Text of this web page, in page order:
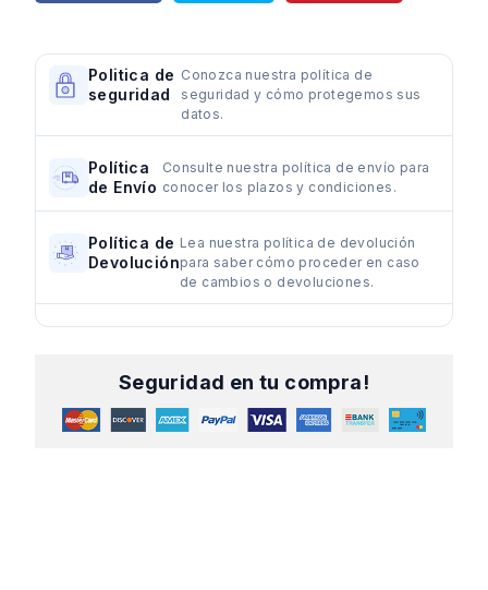
Politica de
seguridad
Conozca nuestra política de
seguridad y cómo protegemos sus
datos.
Política
de Envío
Consulte nuestra política de envío para
conocer los plazos y condiciones.
Política de
Devolución
Lea nuestra política de devolución
para saber cómo proceder en caso
de cambios o devoluciones.
Seguridad en tu compra!